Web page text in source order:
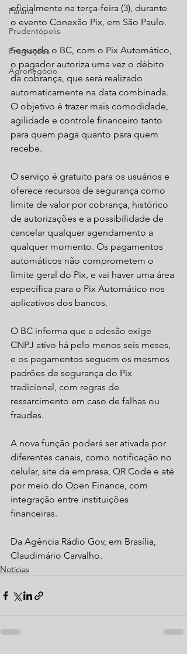
Paraná
Prudentópolis
Promoções
Agronegócio
oficialmente na terça-feira (3), durante
o evento Conexão Pix, em São Paulo.
Segundo o BC, com o Pix Automático,
o pagador autoriza uma vez o débito
da cobrança, que será realizado
automaticamente na data combinada.
O objetivo é trazer mais comodidade,
agilidade e controle financeiro tanto
para quem paga quanto para quem
recebe.
O serviço é gratuito para os usuários e
oferece recursos de segurança como
limite de valor por cobrança, histórico
de autorizações e a possibilidade de
cancelar qualquer agendamento a
qualquer momento. Os pagamentos
automáticos não comprometem o
limite geral do Pix, e vai haver uma área
específica para o Pix Automático nos
aplicativos dos bancos.
O BC informa que a adesão exige
CNPJ ativo há pelo menos seis meses,
e os pagamentos seguem os mesmos
padrões de segurança do Pix
tradicional, com regras de
ressarcimento em caso de falhas ou
fraudes.
A nova função poderá ser ativada por
diferentes canais, como notificação no
celular, site da empresa, QR Code e até
por meio do Open Finance, com
integração entre instituições
financeiras.
Da Agência Rádio Gov, em Brasília,
Claudimário Carvalho.
Notícias